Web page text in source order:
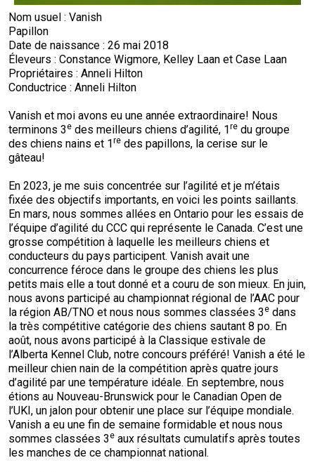
Nom usuel : Vanish
Papillon
Date de naissance : 26 mai 2018
Éleveurs : Constance Wigmore, Kelley Laan et Case Laan
Propriétaires : Anneli Hilton
Conductrice : Anneli Hilton
Vanish et moi avons eu une année extraordinaire! Nous
terminons 3e des meilleurs chiens d’agilité, 1 re du groupe
des chiens nains et 1 re des papillons, la cerise sur le
gâteau!
En 2023, je me suis concentrée sur l’agilité et je m’étais
fixée des objectifs importants, en voici les points saillants.
En mars, nous sommes allées en Ontario pour les essais de
l’équipe d’agilité du CCC qui représente le Canada. C’est une
grosse compétition à laquelle les meilleurs chiens et
conducteurs du pays participent. Vanish avait une
concurrence féroce dans le groupe des chiens les plus
petits mais elle a tout donné et a couru de son mieux. En juin,
nous avons participé au championnat régional de l’AAC pour
la région AB/TNO et nous nous sommes classées 3e dans
la très compétitive catégorie des chiens sautant 8 po. En
août, nous avons participé à la Classique estivale de
l’Alberta Kennel Club, notre concours préféré! Vanish a été le
meilleur chien nain de la compétition après quatre jours
d’agilité par une température idéale. En septembre, nous
étions au Nouveau-Brunswick pour le Canadian Open de
l’UKI, un jalon pour obtenir une place sur l’équipe mondiale.
Vanish a eu une fin de semaine formidable et nous nous
sommes classées 3e aux résultats cumulatifs après toutes
les manches de ce championnat national.